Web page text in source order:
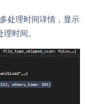
处理时间详情，显示
时间。